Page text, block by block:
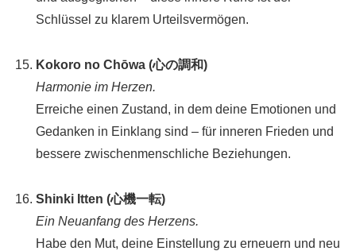
Schlüssel zu klarem Urteilsvermögen.
Kokoro no Chōwa (心の調和)
Harmonie im Herzen.
Erreiche einen Zustand, in dem deine Emotionen und
Gedanken in Einklang sind – für inneren Frieden und
bessere zwischenmenschliche Beziehungen.
Shinki Itten (心機一転)
Ein Neuanfang des Herzens.
Habe den Mut, deine Einstellung zu erneuern und neu